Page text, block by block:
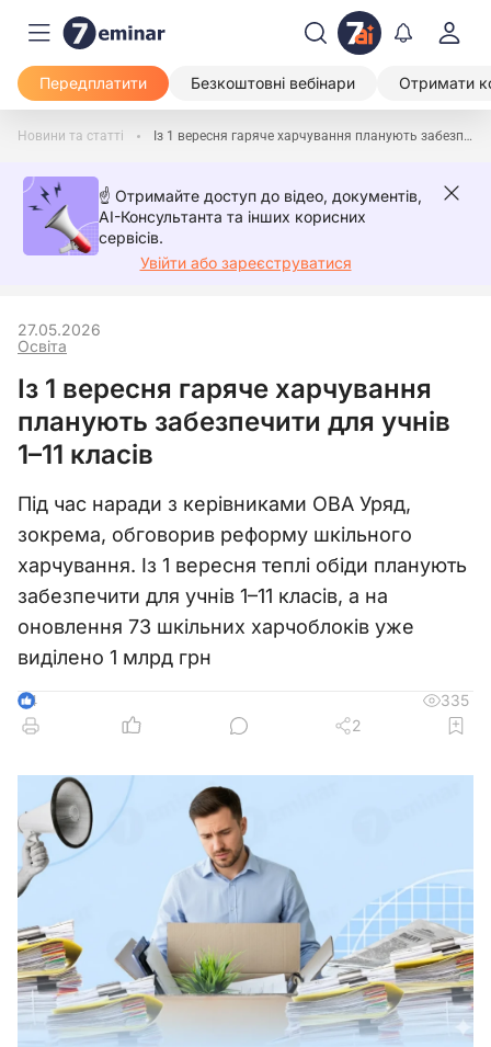
Передплатити Безкоштовні вебінари Отримати
Новини та статті Із 1 вересня гаряче харчування планують забезпечити для учнів 1–11 класів
☝️ Отримайте доступ до відео, документів,
AI-Консультанта та інших корисних
сервісів.
Увійти або зареєструватися
Освіта
27.05.2026
Із 1 вересня гаряче харчування
планують забезпечити для учнів
1–11 класів
Під час наради з керівниками ОВА Уряд,
зокрема, обговорив реформу шкільного
харчування. Із 1 вересня теплі обіди планують
забезпечити для учнів 1–11 класів, а на
оновлення 73 шкільних харчоблоків уже
виділено 1 млрд грн
4
335
2